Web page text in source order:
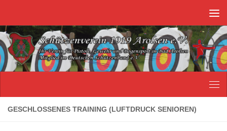
GESCHLOSSENES TRAINING (LUFTDRUCK SENIOREN)